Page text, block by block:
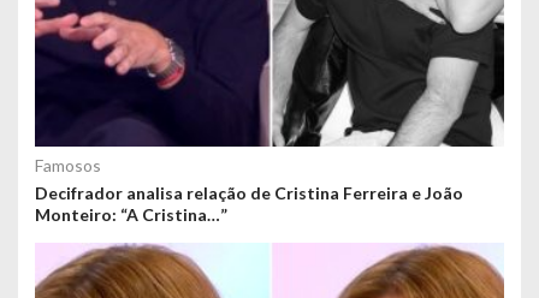
Famosos
Decifrador analisa relação de Cristina Ferreira e João
Monteiro: “A Cristina…”